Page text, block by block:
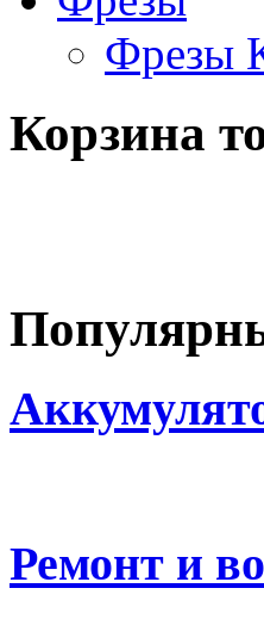
Фрезы
Корзина
Ремонт и